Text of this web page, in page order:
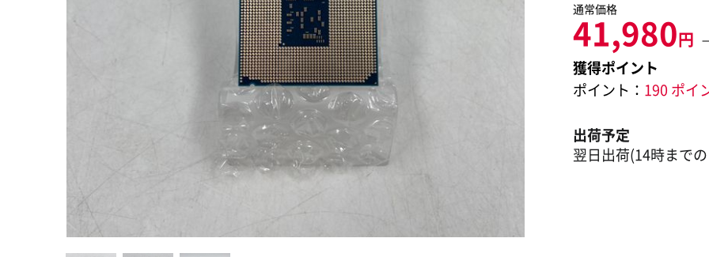
通常価格
41,980円
獲得ポイント
ポイント： 190 ポイ
出荷予定
翌日出荷(14時まで